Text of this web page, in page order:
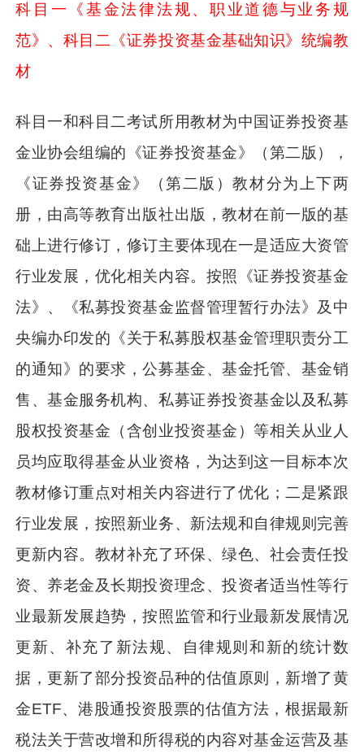
科目一《基金法律法规、职业道德与业务规
范》、科目二《证券投资基金基础知识》统编教
材
科目一和科目二考试所用教材为中国证券投资基
金业协会组编的《证券投资基金》（第二版），
《证券投资基金》（第二版）教材分为上下两
册，由高等教育出版社出版，教材在前一版的基
础上进行修订，修订主要体现在一是适应大资管
行业发展，优化相关内容。按照《证券投资基金
法》、《私募投资基金监督管理暂行办法》及中
央编办印发的《关于私募股权基金管理职责分工
的通知》的要求，公募基金、基金托管、基金销
售、基金服务机构、私募证券投资基金以及私募
股权投资基金（含创业投资基金）等相关从业人
员均应取得基金从业资格，为达到这一目标本次
教材修订重点对相关内容进行了优化；二是紧跟
行业发展，按照新业务、新法规和自律规则完善
更新内容。教材补充了环保、绿色、社会责任投
资、养老金及长期投资理念、投资者适当性等行
业最新发展趋势，按照监管和行业最新发展情况
更新、补充了新法规、自律规则和新的统计数
据，更新了部分投资品种的估值原则，新增了黄
金ETF、港股通投资股票的估值方法，根据最新
税法关于营改增和所得税的内容对基金运营及基